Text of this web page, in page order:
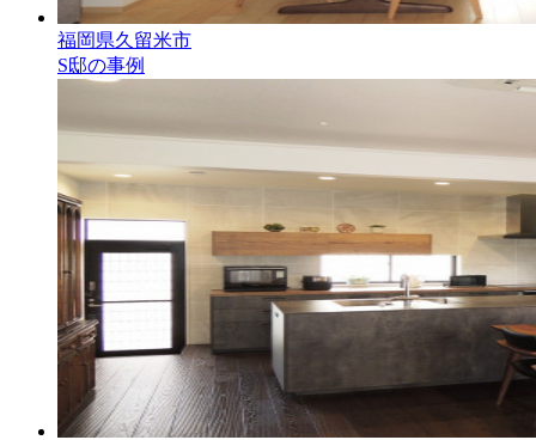
福岡県久留米市
S邸の事例